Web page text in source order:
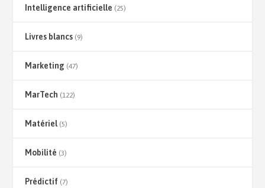
Intelligence artificielle (25)
Livres blancs (9)
Marketing (47)
MarTech (122)
Matériel(5)
Mobilité (3)
Prédictif (7)